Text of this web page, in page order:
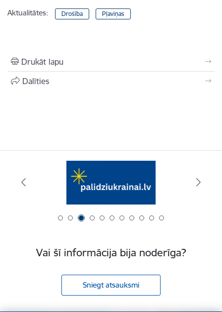
Aktualitātes: Drošība Pļaviņas
Drukāt lapu
Dalīties
Vai šī informācija bija noderīga?
Sniegt atsauksmi